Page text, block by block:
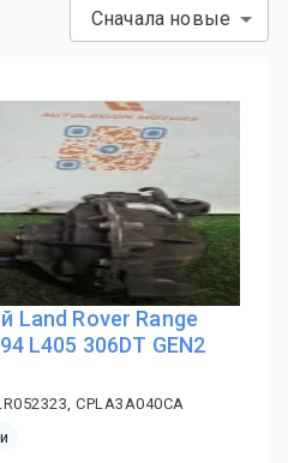
Сначала новые
Land Rover Range
L405 306DT GEN2
CPLA3A040CA